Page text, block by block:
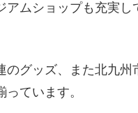
ムショップも充実
グッズ、また北九
ています。